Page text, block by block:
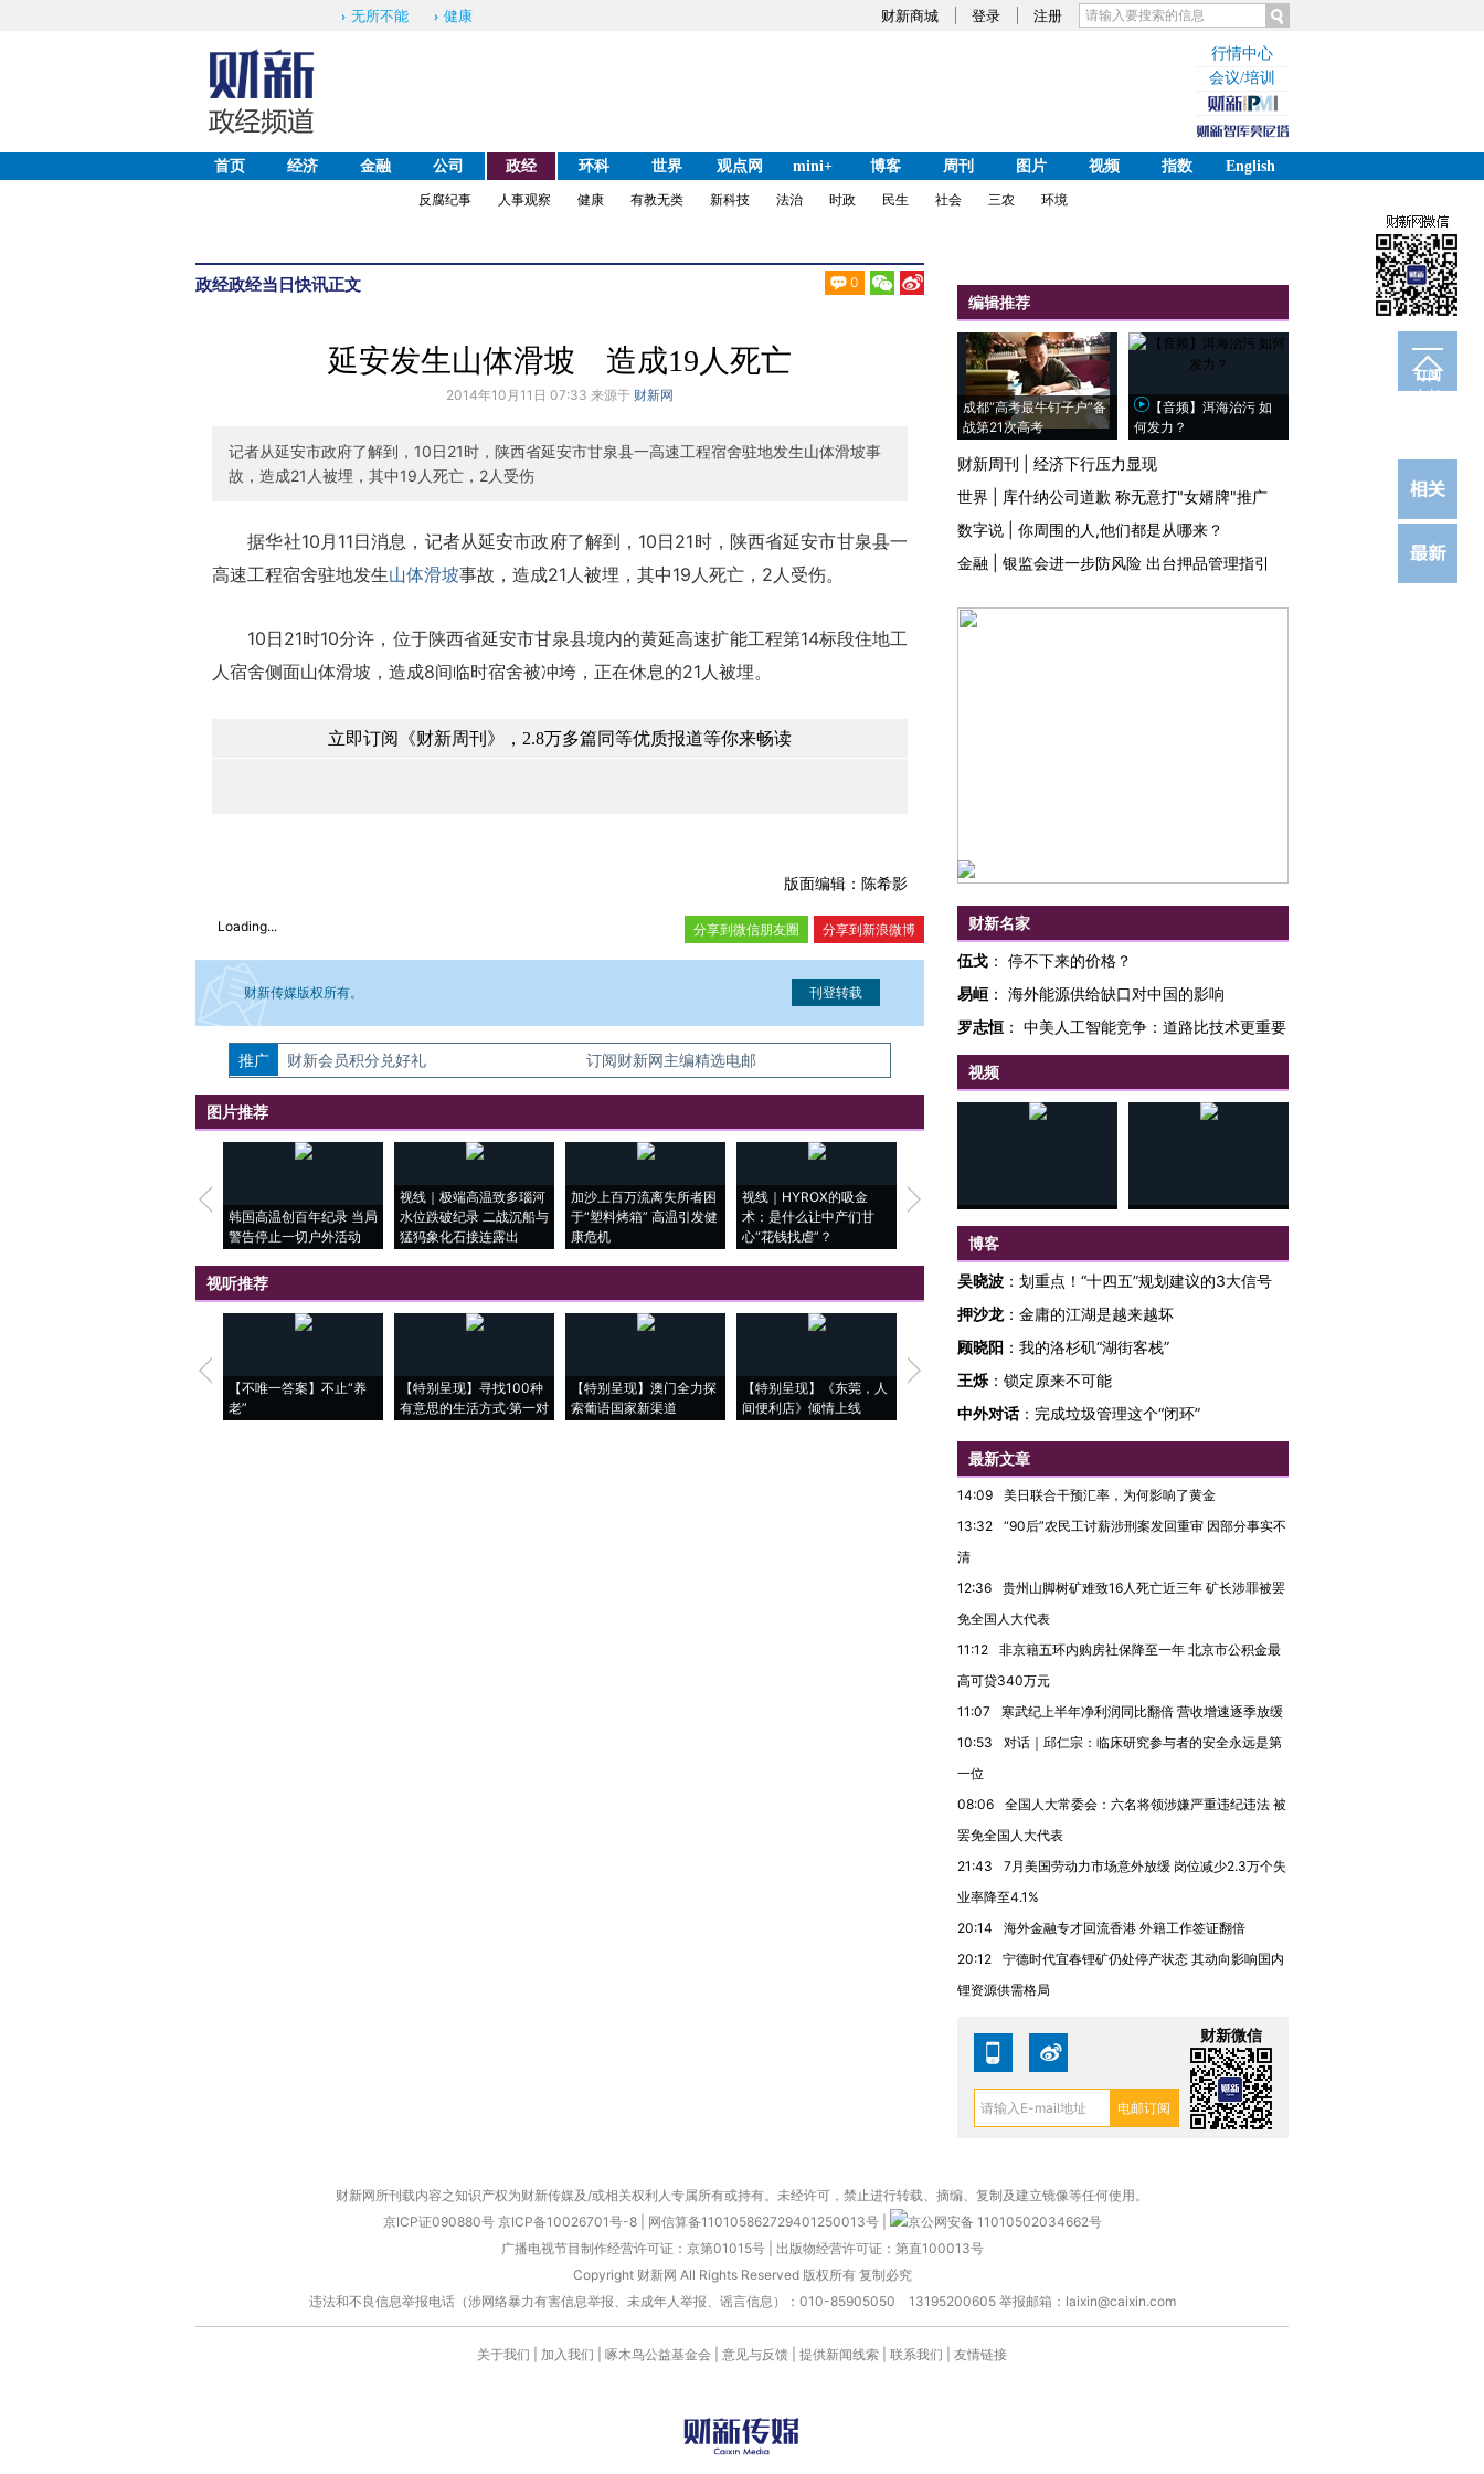
财新商城 登录 注册
无所不能 健康
行情中心
会议/培训
首页 经济 金融 公司 政经 环科 世界 观点网 mini+ 博客 周刊 图片 视频 指数
English
反腐纪事
人事观察 健康 有教无类 新科技 法治 时政 民生 社会 三农 环境
政经政经当日快讯正文 0
订阅
电邮
延安发生山体滑坡 造成19人死亡
2014年10月11日 07:33 来源于 财新网
记者从延安市政府了解到，10日21时，陕西省延安市甘泉县一高速工程宿舍驻地发生山体滑坡事
故，造成21人被埋，其中19人死亡，2人受伤
据华社10月11日消息，记者从延安市政府了解到，10日21时，陕西省延安市甘泉县一
高速工程宿舍驻地发生山体滑坡事故，造成21人被埋，其中19人死亡，2人受伤。
10日21时10分许，位于陕西省延安市甘泉县境内的黄延高速扩能工程第14标段住地工
人宿舍侧面山体滑坡，造成8间临时宿舍被冲垮，正在休息的21人被埋。
立即订阅《财新周刊》，2.8万多篇同等优质报道等你来畅读
版面编辑：陈希影
Loading... 分享到新浪微博
分享到微信朋友圈
财新传媒版权所有。
如需刊登转载请点击右侧按钮，提交相关信息。经确认即可刊登转载。
推广 财新会员积分兑好礼 订阅财新网主编精选电邮
图片推荐
韩国高温创百年纪录 当局
警告停止一切户外活动
视线｜极端高温致多瑙河
水位跌破纪录 二战沉船与
猛犸象化石接连露出
加沙上百万流离失所者困
于“塑料烤箱” 高温引发健
康危机
视线｜HYROX的吸金
术：是什么让中产们甘
心“花钱找虐”？
马航飞行员跨国走私7万
视听推荐
【不唯一答案】不止“养
老”
【特别呈现】寻找100种
有意思的生活方式·第一对
【特别呈现】澳门全力探
索葡语国家新渠道
【特别呈现】《东莞，人
间便利店》倾情上线
【推广】走进第四届链博
会，让数智科技“链”接产
【特别呈现】寻找100种
有意思的生活方式·第三对
编辑推荐
成都“高考最牛钉子户”备
战第21次高考
【音频】洱海治污 如
何发力？
财新周刊
经济下行压力显现
世界
库什纳公司道歉 称无意打"女婿牌"推广
数字说
你周围的人,他们都是从哪来？
金融
银监会进一步防风险 出台押品管理指引
财新名家
伍戈 ： 停不下来的价格？
易峘 ： 海外能源供给缺口对中国的影响
罗志恒 ： 中美人工智能竞争：道路比技术更重要
视频
博客
吴晓波 ： 划重点！“十四五”规划建议的3大信号
押沙龙 ： 金庸的江湖是越来越坏
顾晓阳 ： 我的洛杉矶“湖街客栈”
王烁 ： 锁定原来不可能
中外对话： 完成垃圾管理这个“闭环”
最新文章
14:09
美日联合干预汇率，为何影响了黄金
13:32
“90后”农民工讨薪涉刑案发回重审 因部分事实不
清
12:36
贵州山脚树矿难致16人死亡近三年 矿长涉罪被罢
免全国人大代表
11:12
非京籍五环内购房社保降至一年 北京市公积金最
高可贷340万元
11:07
寒武纪上半年净利润同比翻倍 营收增速逐季放缓
10:53
对话｜邱仁宗：临床研究参与者的安全永远是第
一位
08:06
全国人大常委会：六名将领涉嫌严重违纪违法 被
罢免全国人大代表
21:43
7月美国劳动力市场意外放缓 岗位减少2.3万个失
业率降至4.1%
20:14
海外金融专才回流香港 外籍工作签证翻倍
20:12
宁德时代宜春锂矿仍处停产状态 其动向影响国内
锂资源供需格局
财新微信
财新网所刊载内容之知识产权为财新传媒及/或相关权利人专属所有或持有。未经许可，禁止进行转载、摘编、复制及建立镜像等任何使用。
京ICP证090880号 京ICP备10026701号-8 网信算备110105862729401250013号
京公网安备 11010502034662号
广播电视节目制作经营许可证：京第01015号| 出版物经营许可证：第直100013号
Copyright 财新网 All Rights Reserved 版权所有 复制必究
违法和不良信息举报电话（涉网络暴力有害信息举报、未成年人举报、谣言信息）：010-85905050 13195200605 举报邮箱：laixin@caixin.com
关于我们 加入我们 啄木鸟公益基金会 意见与反馈 提供新闻线索 联系我们 友情链接